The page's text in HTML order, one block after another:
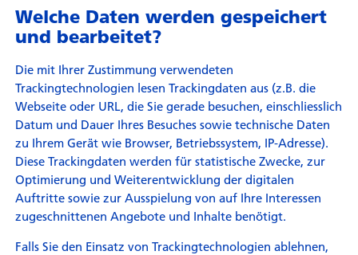
Welche Daten werden gespeichert
und bearbeitet?
Die mit Ihrer Zustimmung verwendeten
Trackingtechnologien lesen Trackingdaten aus (z.B. die
Webseite oder URL, die Sie gerade besuchen, einschliesslich
Datum und Dauer Ihres Besuches sowie technische Daten
zu Ihrem Gerät wie Browser, Betriebssystem, IP-Adresse).
Diese Trackingdaten werden für statistische Zwecke, zur
Optimierung und Weiterentwicklung der digitalen
Auftritte sowie zur Ausspielung von auf Ihre Interessen
zugeschnittenen Angebote und Inhalte benötigt.
Falls Sie den Einsatz von Trackingtechnologien ablehnen,